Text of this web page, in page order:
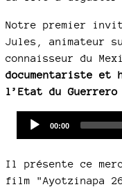
Notre premier
Jules, animateur
connaisseur du
documentariste
l’Etat du Guerrero
Current
00:00
Il présente ce
film "Ayotzinapa